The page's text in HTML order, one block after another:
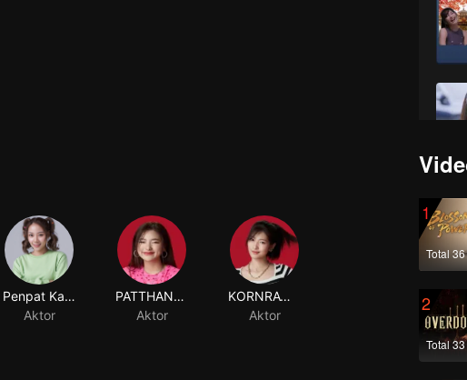
Penpat Kairapee
Aktor
PATTHANARAT KETKAEW
Aktor
KORNRAWEE WONGTRAKUL
Aktor
1
Total
2
Total